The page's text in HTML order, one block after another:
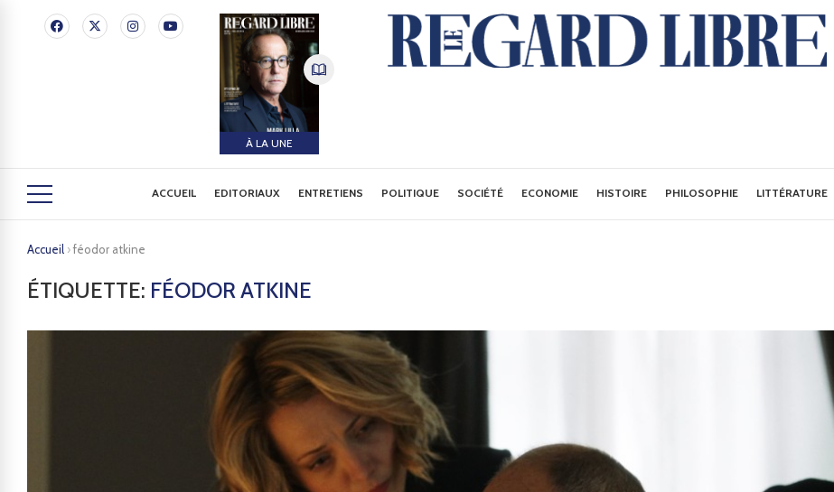
À LA UNE
ACCUEIL EDITORIAUX ENTRETIENS POLITIQUE SOCIÉTÉ ECONOMIE HISTOIRE PHILOSOPHIE LITTÉRATURE
Accueil ›féodor atkine
ÉTIQUETTE: FÉODOR ATKINE